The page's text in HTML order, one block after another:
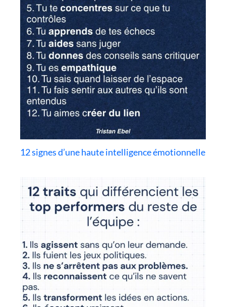
12 signes d’une haute intelligence émotionnelle